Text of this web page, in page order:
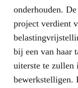
onderhouden.
project verdient
bij een van haar
uiterste te zullen
bewerkstelligen.